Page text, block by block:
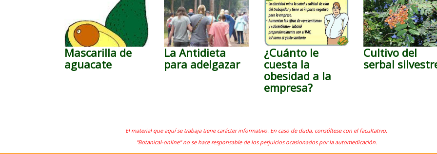
Mascarilla de
aguacate
La Antidieta
para adelgazar
¿Cuánto le
cuesta la
obesidad a la
empresa?
Cultivo del
serbal
El material que aquí se trabaja tiene carácter informativo. En caso de duda, consúltese con el facultativo.
"Botanical-online" no se hace responsable de los perjuicios ocasionados por la automedicación.